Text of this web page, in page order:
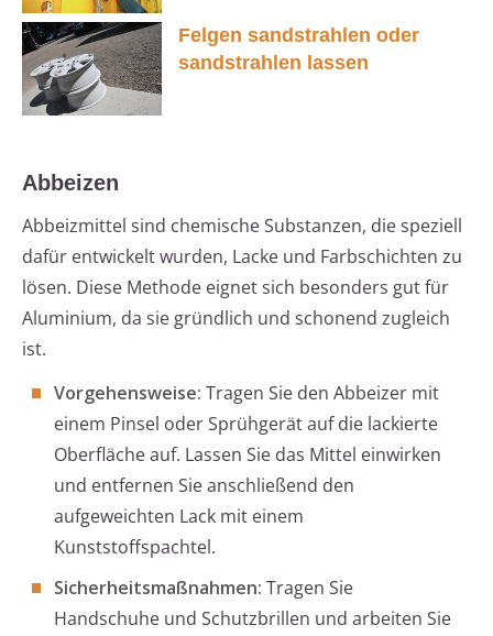
Felgen sandstrahlen oder
sandstrahlen lassen
Abbeizen
Abbeizmittel sind chemische Substanzen, die speziell
dafür entwickelt wurden, Lacke und Farbschichten zu
lösen. Diese Methode eignet sich besonders gut für
Aluminium, da sie gründlich und schonend zugleich
ist.
Vorgehensweise: Tragen Sie den Abbeizer mit
einem Pinsel oder Sprühgerät auf die lackierte
Oberfläche auf. Lassen Sie das Mittel einwirken
und entfernen Sie anschließend den
aufgeweichten Lack mit einem
Kunststoffspachtel.
Sicherheitsmaßnahmen: Tragen Sie
Handschuhe und Schutzbrillen und arbeiten Sie